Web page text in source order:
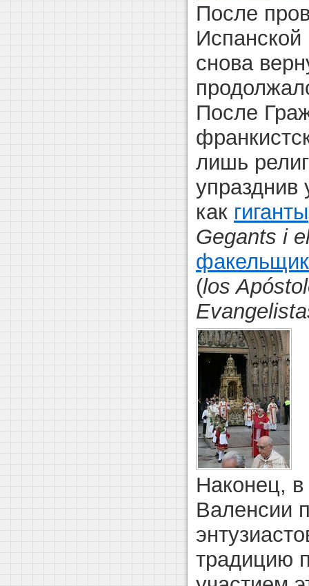
После
Испанской
снова
После
лишь
упразднив
как гиганты
Gegants i
(los
Наконец, в
Валенсии
традицию